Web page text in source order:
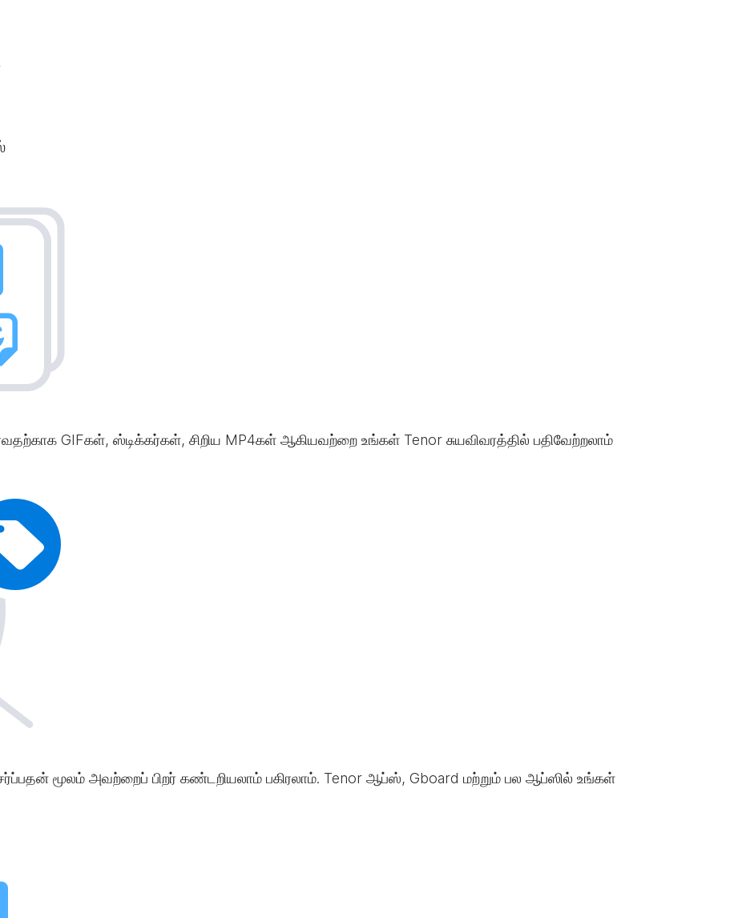
GIFகள், ஸ்டிக்கர்கள், சிறிய MP4கள் ஆகியவற்றை உங்கள் Tenor சுயவிவரத்தில் பதிவேற்றலாம்
மூலம் அவற்றைப் பிறர் கண்டறியலாம் பகிரலாம். Tenor ஆப்ஸ், Gboard மற்றும் பல ஆப்ஸில் உங்கள்